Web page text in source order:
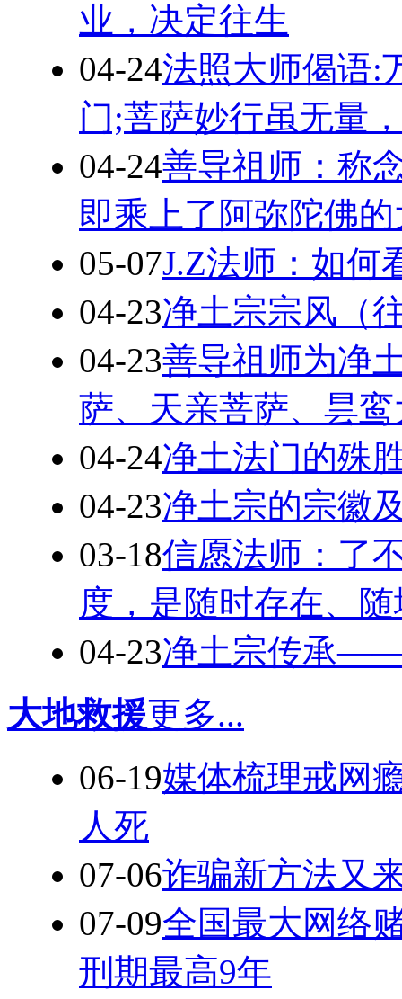
业，决定往生
04-24法照大师偈语:
门;菩萨妙行虽无量
04-24善导祖师：称
即乘上了阿弥陀佛的
05-07J.Z法师：如何
04-23净土宗宗风（
04-23善导祖师为净
萨、天亲菩萨、昙鸾
04-24净土法门的殊
04-23净土宗的宗徽
03-18信愿法师：了
度，是随时存在、随
04-23净土宗传承
大地救援更多...
06-19媒体梳理戒网
人死
07-06诈骗新方法又
07-09全国最大网络
刑期最高9年